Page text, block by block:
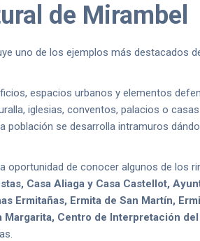
de Mirambel
uno de los ejemplos más destacados
espacios urbanos y elementos
iglesias, conventos, palacios o
población se desarrolla intramuros
oportunidad de conocer algunos de los
Casa Aliaga y Casa Castellot,
Ermitañas, Ermita de San Martín,
Margarita, Centro de Interpretación